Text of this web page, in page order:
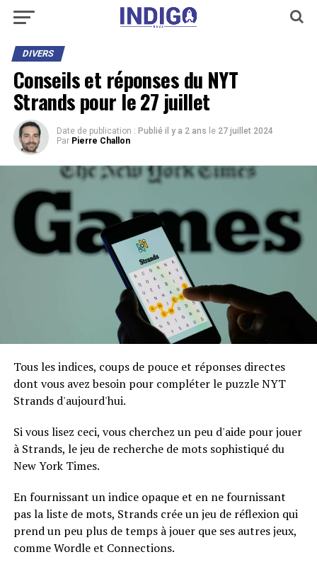
DIVERS
Conseils et réponses du NYT
Strands pour le 27 juillet
Date de publication : Publié il y a 2 ans le 27 juillet 2024
Par Pierre Challon
Tous les indices, coups de pouce et réponses directes
dont vous avez besoin pour compléter le puzzle NYT
Strands d'aujourd'hui.
Si vous lisez ceci, vous cherchez un peu d'aide pour jouer
à Strands, le jeu de recherche de mots sophistiqué du
New York Times.
En fournissant un indice opaque et en ne fournissant
pas la liste de mots, Strands crée un jeu de réflexion qui
prend un peu plus de temps à jouer que ses autres jeux,
comme Wordle et Connections.